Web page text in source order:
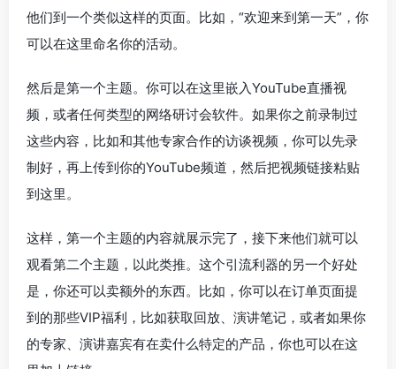
他们到一个类似这样的页面。比如，“欢迎来到第一天”，你
可以在这里命名你的活动。
然后是第一个主题。你可以在这里嵌入YouTube直播视
频，或者任何类型的网络研讨会软件。如果你之前录制过
这些内容，比如和其他专家合作的访谈视频，你可以先录
制好，再上传到你的YouTube频道，然后把视频链接粘贴
到这里。
这样，第一个主题的内容就展示完了，接下来他们就可以
观看第二个主题，以此类推。这个引流利器的另一个好处
是，你还可以卖额外的东西。比如，你可以在订单页面提
到的那些VIP福利，比如获取回放、演讲笔记，或者如果你
的专家、演讲嘉宾有在卖什么特定的产品，你也可以在这